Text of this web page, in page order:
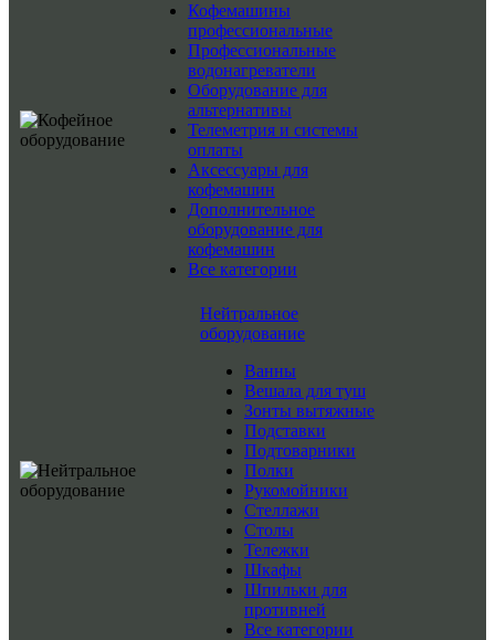
Кофемашины
профессиональные
Профессиональные
водонагреватели
Оборудование для
альтернативы
Телеметрия и системы
оплаты
Аксессуары для
кофемашин
Дополнительное
оборудование для
кофемашин
Все категории
Нейтральное
оборудование
Ванны
Вешала для туш
Зонты вытяжные
Подставки
Подтоварники
Полки
Рукомойники
Стеллажи
Столы
Тележки
Шкафы
Шпильки для
противней
Все категории